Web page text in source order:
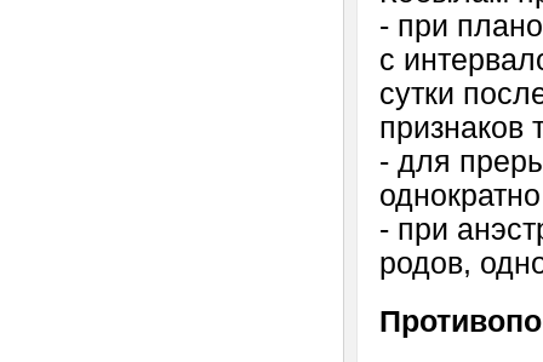
- при
с
сутки
признаков
- для
- при
родов,